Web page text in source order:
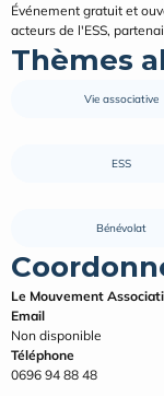
Événement gratuit et
acteurs de l'ESS,
Thèmes
Vie associative
ESS
Bénévolat
Le Mouvement
Email
Non disponible
Téléphone
0696 94 88 48